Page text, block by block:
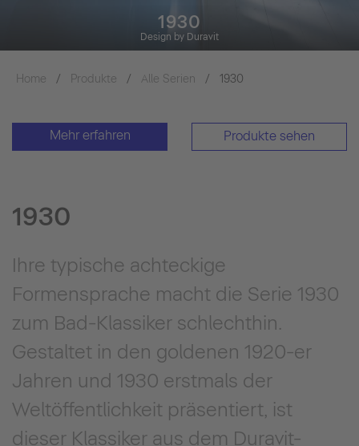
1930
Design by Duravit
Home Produkte Alle Serien 1930
Mehr erfahren Produkte sehen
1930
Ihre typische achteckige
Formensprache macht die Serie 1930
zum Bad-Klassiker schlechthin.
Gestaltet in den goldenen 1920-er
Jahren und 1930 erstmals der
Weltöffentlichkeit präsentiert, ist
dieser Klassiker aus dem Duravit-